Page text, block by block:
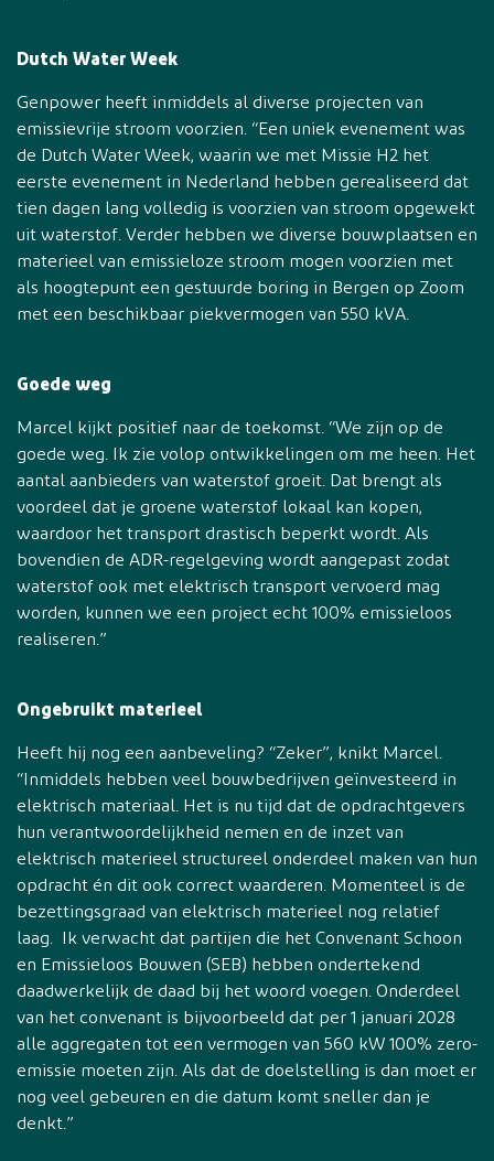
Dutch Water Week
Genpower heeft inmiddels al diverse projecten van
emissievrije stroom voorzien. “Een uniek evenement was
de Dutch Water Week, waarin we met Missie H2 het
eerste evenement in Nederland hebben gerealiseerd dat
tien dagen lang volledig is voorzien van stroom opgewekt
uit waterstof. Verder hebben we diverse bouwplaatsen en
materieel van emissieloze stroom mogen voorzien met
als hoogtepunt een gestuurde boring in Bergen op Zoom
met een beschikbaar piekvermogen van 550 kVA.
Goede weg
Marcel kijkt positief naar de toekomst. “We zijn op de
goede weg. Ik zie volop ontwikkelingen om me heen. Het
aantal aanbieders van waterstof groeit. Dat brengt als
voordeel dat je groene waterstof lokaal kan kopen,
waardoor het transport drastisch beperkt wordt. Als
bovendien de ADR-regelgeving wordt aangepast zodat
waterstof ook met elektrisch transport vervoerd mag
worden, kunnen we een project echt 100% emissieloos
realiseren.”
Ongebruikt materieel
Heeft hij nog een aanbeveling? “Zeker”, knikt Marcel.
“Inmiddels hebben veel bouwbedrijven geïnvesteerd in
elektrisch materiaal. Het is nu tijd dat de opdrachtgevers
hun verantwoordelijkheid nemen en de inzet van
elektrisch materieel structureel onderdeel maken van hun
opdracht én dit ook correct waarderen. Momenteel is de
bezettingsgraad van elektrisch materieel nog relatief
laag. Ik verwacht dat partijen die het Convenant Schoon
en Emissieloos Bouwen (SEB) hebben ondertekend
daadwerkelijk de daad bij het woord voegen. Onderdeel
van het convenant is bijvoorbeeld dat per 1 januari 2028
alle aggregaten tot een vermogen van 560 kW 100% zero-
emissie moeten zijn. Als dat de doelstelling is dan moet er
nog veel gebeuren en die datum komt sneller dan je
denkt.”